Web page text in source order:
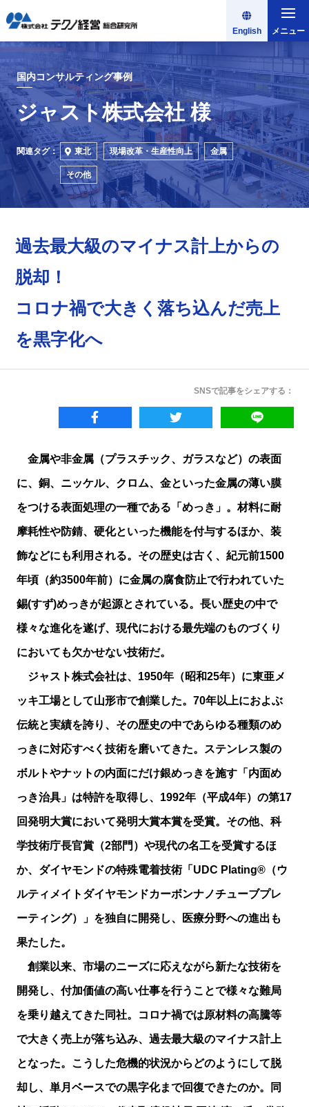
English メニュー
国内コンサルティング事例
ジャスト株式会社 様
関連タグ： 東北 現場改革・生産性向上 金属
その他
過去最大級のマイナス計上からの
脱却！
コロナ禍で大きく落ち込んだ売上
を黒字化へ
SNSで記事をシェアする：
金属や非金属（プラスチック、ガラスなど）の表面
に、銅、ニッケル、クロム、金といった金属の薄い膜
をつける表面処理の一種である「めっき」。材料に耐
摩耗性や防錆、硬化といった機能を付与するほか、装
飾などにも利用される。その歴史は古く、紀元前1500
年頃（約3500年前）に金属の腐食防止で行われていた
錫(すず)めっきが起源とされている。長い歴史の中で
様々な進化を遂げ、現代における最先端のものづくり
においても欠かせない技術だ。
ジャスト株式会社は、1950年（昭和25年）に東亜メ
ッキ工場として山形市で創業した。70年以上におよぶ
伝統と実績を誇り、その歴史の中であらゆる種類のめ
っきに対応すべく技術を磨いてきた。ステンレス製の
ボルトやナットの内面にだけ銀めっきを施す「内面め
っき治具」は特許を取得し、1992年（平成4年）の第17
回発明大賞において発明大賞本賞を受賞。その他、科
学技術庁長官賞（2部門）や現代の名工を受賞するほ
か、ダイヤモンドの特殊電着技術「UDC Plating®（ウ
ルティメイトダイヤモンドカーボンナノチューブプレ
ーティング）」を独自に開発し、医療分野への進出も
果たした。
創業以来、市場のニーズに応えながら新たな技術を
開発し、付加価値の高い仕事を行うことで様々な難局
を乗り越えてきた同社。コロナ禍では原材料の高騰等
で大きく売上が落ち込み、過去最大級のマイナス計上
となった。こうした危機的状況からどのようにして脱
却し、単月ベースでの黒字化まで回復できたのか。同